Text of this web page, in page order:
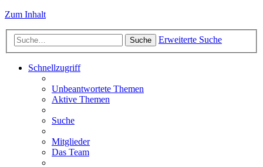
Zum Inhalt
Suche Erweiterte Suche
Schnellzugriff
Unbeantwortete Themen
Aktive Themen
Suche
Mitglieder
Das Team